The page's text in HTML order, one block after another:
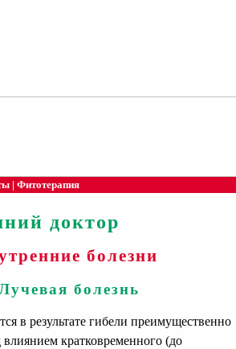
| Фитотерапия
доктор
болезни
болезнь
в результате гибели преимущественно
кратковременного (до